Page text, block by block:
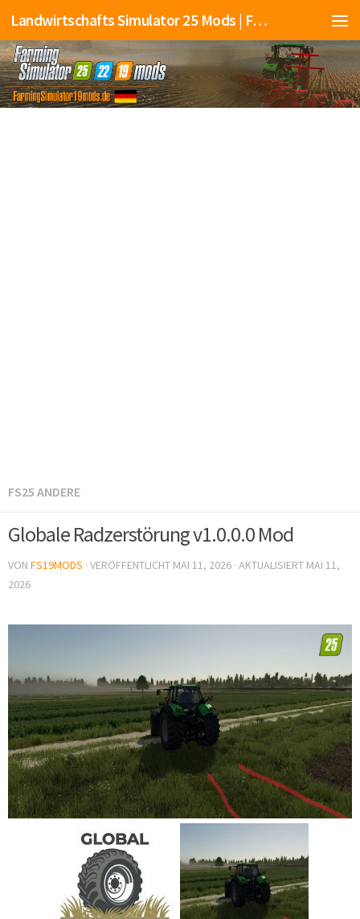
Landwirtschafts Simulator 25 Mods | Farming Simulator 25 Mods | FS25 Mods
FS25 ANDERE
Globale Radzerstörung v1.0.0.0 Mod
VON FS19MODS · VERÖFFENTLICHT MAI 11, 2026 · AKTUALISIERT MAI 11,
2026